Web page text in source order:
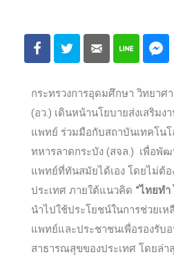
กระทรวงการอุดมศึกษา วิทยาศ
(อว.) เดินหน้านโยบายส่งเสริมง
แพทย์ ร่วมมือกับสถาบันเทคโน
ทหารลาดกระบัง (สจล.) เพื่อพั
แพทย์ที่ทันสมัยได้เอง โดยไม่ต้อ
ประเทศ ภายใต้แนวคิด “ไทยทำ
นำไปใช้ประโยชน์ในการช่วยเห
แพทย์และประชาชนเพื่อรองรับ
สาธารณสุขของประเทศ โดยล่า